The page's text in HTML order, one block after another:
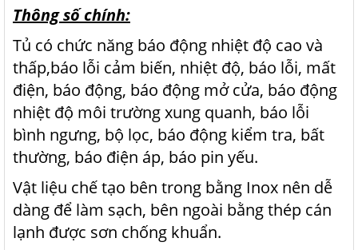
Thông số chính:
Tủ có chức năng báo động nhiệt độ cao và
thấp,báo lỗi cảm biến, nhiệt độ, báo lỗi, mất
điện, báo động, báo động mở cửa, báo động
nhiệt độ môi trường xung quanh, báo lỗi
bình ngưng, bộ lọc, báo động kiểm tra, bất
thường, báo điện áp, báo pin yếu.
Vật liệu chế tạo bên trong bằng Inox nên dễ
dàng để làm sạch, bên ngoài bằng thép cán
lạnh được sơn chống khuẩn.